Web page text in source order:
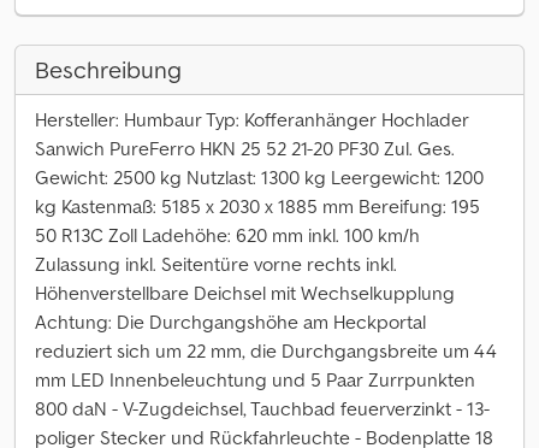
Beschreibung
Hersteller: Humbaur Typ: Kofferanhänger Hochlader
Sanwich PureFerro HKN 25 52 21-20 PF30 Zul. Ges.
Gewicht: 2500 kg Nutzlast: 1300 kg Leergewicht: 1200
kg Kastenmaß: 5185 x 2030 x 1885 mm Bereifung: 195
50 R13C Zoll Ladehöhe: 620 mm inkl. 100 km/h
Zulassung inkl. Seitentüre vorne rechts inkl.
Höhenverstellbare Deichsel mit Wechselkupplung
Achtung: Die Durchgangshöhe am Heckportal
reduziert sich um 22 mm, die Durchgangsbreite um 44
mm LED Innenbeleuchtung und 5 Paar Zurrpunkten
800 daN - V-Zugdeichsel, Tauchbad feuerverzinkt - 13-
poliger Stecker und Rückfahrleuchte - Bodenplatte 18